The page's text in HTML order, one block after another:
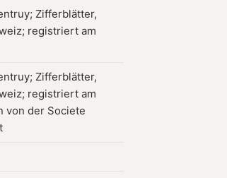
Zifferblätter,
registriert am
Zifferblätter,
registriert am
von der Societe